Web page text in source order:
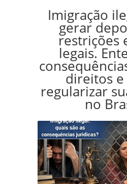
Imigração
gerar
restrições
legais.
direitos
regularizar
no